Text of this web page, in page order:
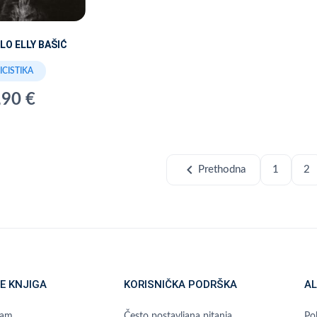
ELLY BAŠIĆ
€
chevron_left Prethodna 1 2
KNJIGA KORISNIČKA PODRŠKA